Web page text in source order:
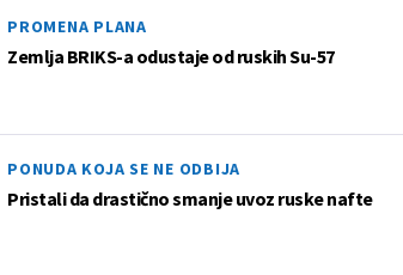
PROMENA PLANA
Zemlja BRIKS-a odustaje od ruskih Su-57
PONUDA KOJA SE NE ODBIJA
Pristali da drastično smanje uvoz ruske nafte